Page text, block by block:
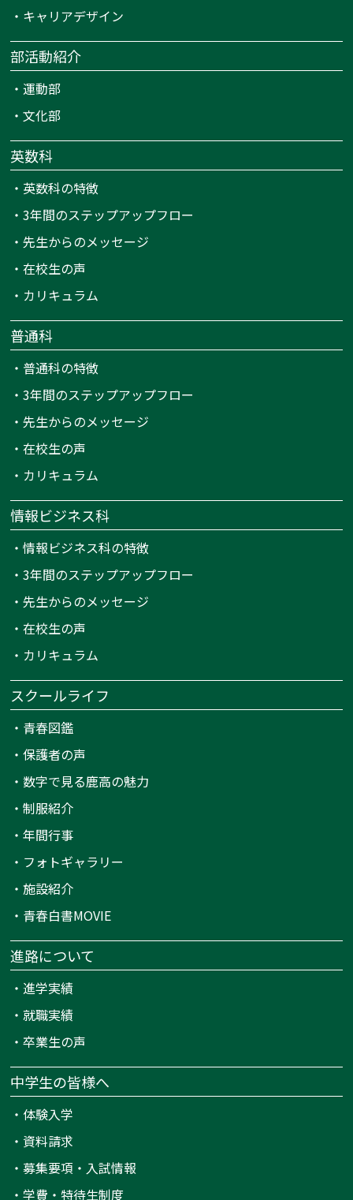
・ キャリアデザイン
部活動紹介
・運動部
・文化部
英数科
・ 英数科の特徴
・3年間のステップアップフロー
・先生からのメッセージ
・在校生の声
・ カリキュラム
普通科
・ 普通科の特徴
・3年間のステップアップフロー
・先生からのメッセージ
・在校生の声
・ カリキュラム
情報ビジネス科
・情報ビジネス科の特徴
・3年間のステップアップフロー
・先生からのメッセージ
・在校生の声
・ カリキュラム
スクールライフ
・ 青春図鑑
・保護者の声
・数字で見る鹿高の魅力
・制服紹介
・年間行事
・ フォトギャラリー
・施設紹介
・ 青春白書MOVIE
進路について
・進学実績
・就職実績
・卒業生の声
中学生の皆様へ
・ 体験入学
・ 資料請求
・募集要項・入試情報
・学費・特待生制度